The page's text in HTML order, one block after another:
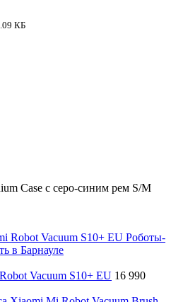
КБ
Case с серо-синим рем S/M
Vacuum S10+ EU 16 990